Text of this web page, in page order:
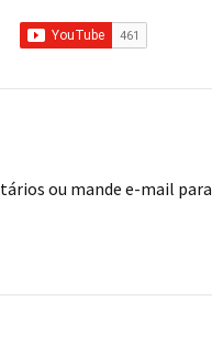
ou mande e-mail para